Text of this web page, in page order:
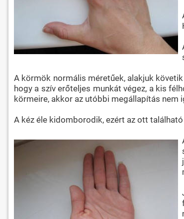
A körmök normális méretűek, alakjuk
hogy a szív erőteljes munkát végez, a kis
körmeire, akkor az utóbbi megállapítás nem
A kéz éle kidomborodik, ezért az ott